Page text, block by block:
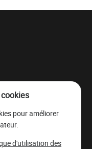
pour améliorer
d'utilisation des